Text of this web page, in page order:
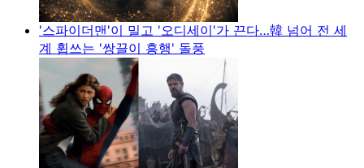
'스파이더맨'이 밀고 '오디세이'가 끈다…韓 넘어 전 세
계 휩쓰는 '쌍끌이 흥행' 돌풍